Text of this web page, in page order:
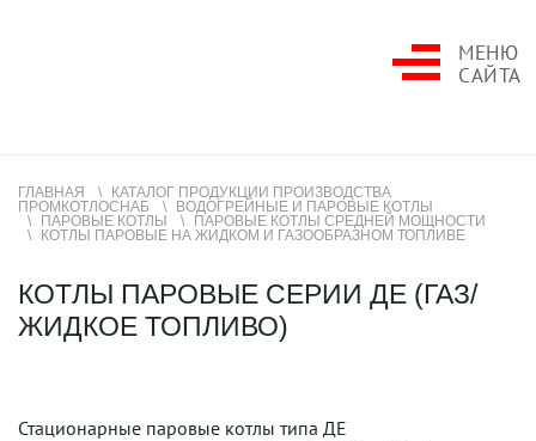
МЕНЮ
САЙТА
ГЛАВНАЯ
КАТАЛОГ ПРОДУКЦИИ ПРОИЗВОДСТВА
ПРОМКОТЛОСНАБ
ВОДОГРЕЙНЫЕ И ПАРОВЫЕ КОТЛЫ
ПАРОВЫЕ КОТЛЫ
ПАРОВЫЕ КОТЛЫ СРЕДНЕЙ МОЩНОСТИ
КОТЛЫ ПАРОВЫЕ НА ЖИДКОМ И ГАЗООБРАЗНОМ ТОПЛИВЕ
КОТЛЫ ПАРОВЫЕ СЕРИИ ДЕ (ГАЗ/
ЖИДКОЕ ТОПЛИВО)
Стационарные паровые котлы типа ДЕ